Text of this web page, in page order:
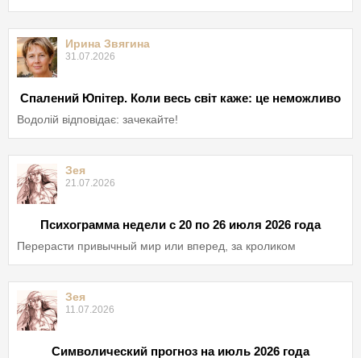
Ирина Звягина
31.07.2026
Спалений Юпітер. Коли весь світ каже: це неможливо
Водолій відповідає: зачекайте!
Зея
21.07.2026
Психограмма недели с 20 по 26 июля 2026 года
Перерасти привычный мир или вперед, за кроликом
Зея
11.07.2026
Символический прогноз на июль 2026 года